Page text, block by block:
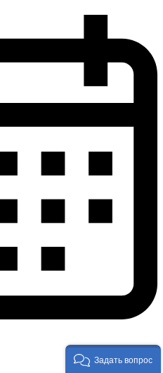
Задать вопрос